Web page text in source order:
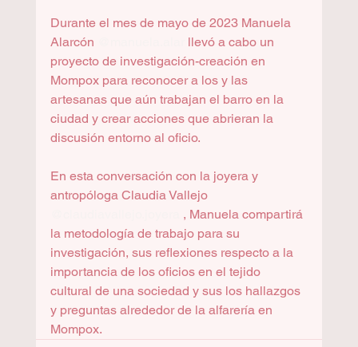
Durante el mes de mayo de 2023 Manuela
Alarcón
llevó a cabo un
proyecto de investigación-creación en
Mompox para reconocer a los y las
artesanas que aún trabajan el barro en la
ciudad y crear acciones que abrieran la
discusión entorno al oficio.
En esta conversación con la joyera y
antropóloga Claudia Vallejo
, Manuela compartirá
la metodología de trabajo para su
investigación, sus reflexiones respecto a la
importancia de los oficios en el tejido
cultural de una sociedad y sus los hallazgos
y preguntas alrededor de la alfarería en
Mompox.